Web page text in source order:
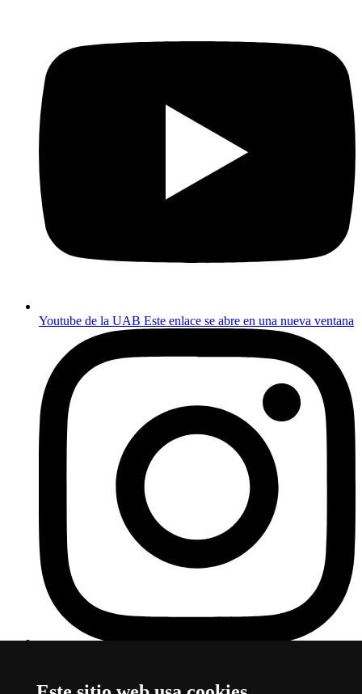
Youtube de la UAB Este enlace se abre en una nueva ventana